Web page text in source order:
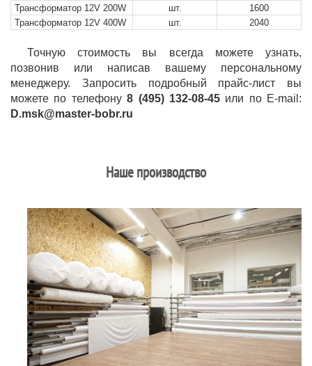
Трансформатор 12V 200W
шт.
1600
Трансформатор 12V 400W
шт. 2040
Точную стоимость вы всегда можете узнать,
позвонив или написав вашему персональному
менеджеру. Запросить подробный прайс-лист вы
можете по телефону8 (495) 132-08-45или по E-mail:
D.msk@master-bobr.ru
Наше производство